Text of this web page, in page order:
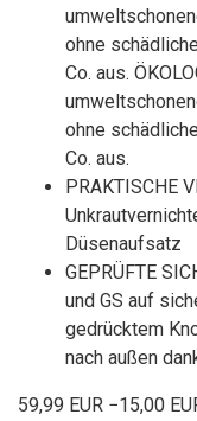
ohne
Co. aus.
ohne
Co. aus.
PRAKTISCHE
Düsenaufsatz
GEPRÜFTE
und GS auf
gedrücktem
nach außen
59,99 EUR −15,00